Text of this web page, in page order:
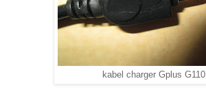
kabel charger Gplus G110